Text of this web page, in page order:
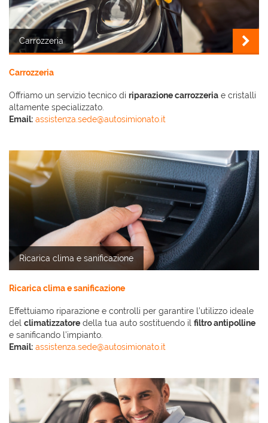
Carrozzeria
Carrozzeria
Offriamo un servizio tecnico di riparazione carrozzeria e cristalli
altamente specializzato.
Email: assistenza.sede@autosimionato.it
Ricarica clima e sanificazione
Ricarica clima e sanificazione
Effettuiamo riparazione e controlli per garantire l’utilizzo ideale
del climatizzatore della tua auto sostituendo il filtro antipolline
e sanificando l’impianto.
Email: assistenza.sede@autosimionato.it